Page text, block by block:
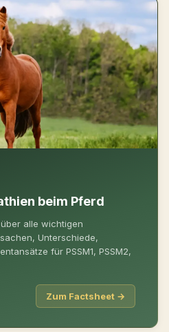
beim Pferd
alle wichtigen
Unterschiede,
für PSSM1, PSSM2,
Zum Factsheet →